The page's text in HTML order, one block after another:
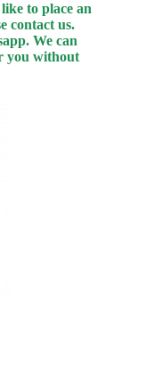
to place an
contact us.
We can
you without